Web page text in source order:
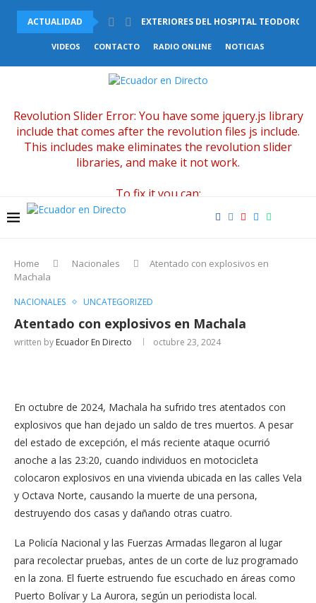
ACTUALIDAD EXTERIORES DEL HOSPITAL TEODORO
VIDEOS CONTACTO RADIO ONLINE NOTICIAS
Revolution Slider Error: You have some jquery.js library
include that comes after the revolution files js include.
This includes make eliminates the revolution slider
libraries, and make it not work.
To fix it you can:
1. In the Slider Settings -> Troubleshooting set option:
option to true.
Home Nacionales
Atentado con explosivos en
Machala
NACIONALES UNCATEGORIZED
Atentado con explosivos en Machala
written by Ecuador En Directo octubre 23, 2024
En octubre de 2024, Machala ha sufrido tres atentados con
explosivos que han dejado un saldo de tres muertos. A pesar
del estado de excepción, el más reciente ataque ocurrió
anoche a las 23:20, cuando individuos en motocicleta
colocaron explosivos en una vivienda ubicada en las calles Vela
y Octava Norte, causando la muerte de una persona,
destruyendo dos casas y dañando otras cuatro.
La Policía Nacional y las Fuerzas Armadas llegaron al lugar
para recolectar pruebas, antes de un corte de luz programado
en la zona. El fuerte estruendo fue escuchado en áreas como
Puerto Bolívar y La Aurora, según un periodista local.